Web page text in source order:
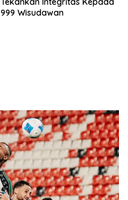
999 Wisudawan